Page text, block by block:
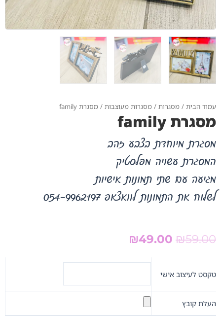
עמוד הבית / מסגרות / מסגרות מעוצבות / מסגרת family
מסגרת family
מסגרת מיוחדת בצבע זהב
המסגרת עשויה מפלסטיק
מגיעה עם שתי תמונות אישיות
לשלוח את התמונות לוואצאפ 054-9962197
₪59.00
המחיר
המקורי
היה:
₪59.00.
₪49.00
טקסט לעיצוב אישי
העלת קובץ
מסגרת
family